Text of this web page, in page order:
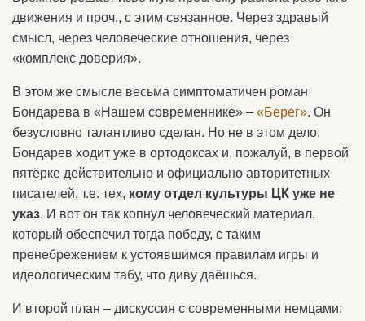
движения и проч., с этим связанное. Через здравый
смысл, через человеческие отношения, через
«комплекс доверия».
В этом же смысле весьма симптоматичен роман
Бондарева в «Нашем современнике» – «Берег». Он
безусловно талантливо сделан. Но не в этом дело.
Бондарев ходит уже в ортодоксах и, пожалуй, в первой
пятёрке действительно и официально авторитетных
писателей, т.е. тех, кому отдел культуры ЦК уже не
указ. И вот он так копнул человеческий материал,
который обеспечил тогда победу, с таким
пренебрежением к устоявшимся правилам игры и
идеологическим табу, что диву даёшься.
И второй план – дискуссия с современными немцами: